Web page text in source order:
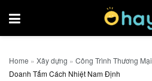
Home » Xây dựng » Công Trình Thương Mại
Doanh Tấm Cách Nhiệt Nam Định